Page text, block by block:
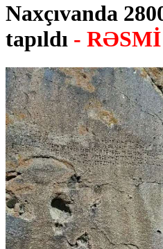
Naxçıvanda
tapıldı - RƏSMİ